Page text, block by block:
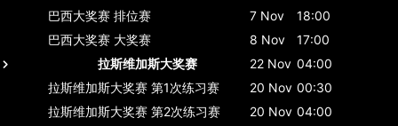
巴西大奖赛 排位赛 7 Nov
18:00
巴西大奖赛 大奖赛 8 Nov
17:00
拉斯维加斯大奖赛
22 Nov 04:00
拉斯维加斯大奖赛 第1次练习赛 20 Nov 00:30
拉斯维加斯大奖赛 第2次练习赛 20 Nov 04:00